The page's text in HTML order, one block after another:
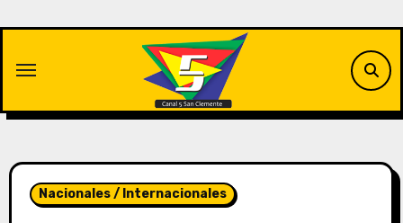
contenido
Nacionales / Internacionales